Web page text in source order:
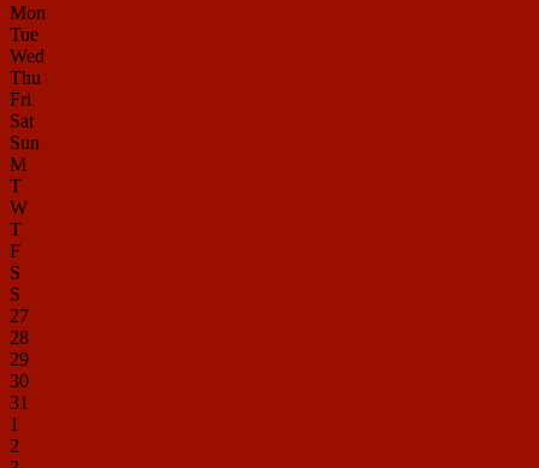
Mon
Tue
Wed
Thu
Fri
Sat
Sun
M
T
W
T
F
S
S
27
28
29
30
31
1
2